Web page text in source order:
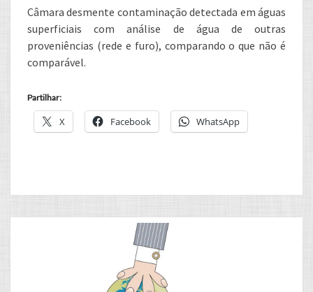
A-
NOVA
Câmara desmente contaminação detectada em águas
superficiais com análise de água de outras
proveniências (rede e furo), comparando o que não é
comparável.
Partilhar:
X Facebook WhatsApp